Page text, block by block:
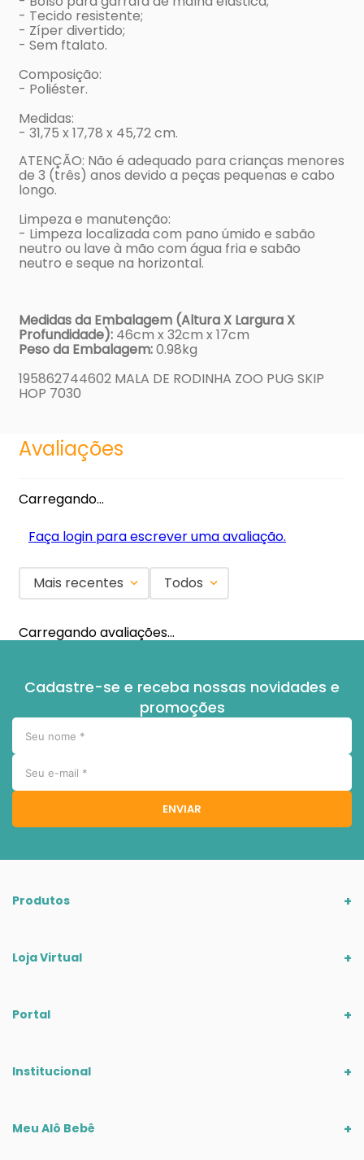
- Tecido resistente;
- Zíper divertido;
- Sem ftalato.
Composição:
- Poliéster.
Medidas:
- 31,75 x 17,78 x 45,72 cm.
ATENÇÃO: Não é adequado para crianças menores
de 3 (três) anos devido a peças pequenas e cabo
longo.
Limpeza e manutenção:
- Limpeza localizada com pano úmido e sabão
neutro ou lave à mão com água fria e sabão
neutro e seque na horizontal.
Medidas da Embalagem (Altura X Largura X
Profundidade): 46cm x 32cm x 17cm
Peso da Embalagem:0.98kg
195862744602 MALA DE RODINHA ZOO PUG SKIP
HOP 7030
Avaliações
Carregando…
Faça login para escrever uma avaliação.
Mais recentes Todos
Carregando avaliações…
Cadastre-se e receba nossas novidades e
promoções
ENVIAR
Produtos
Loja Virtual
Portal
Institucional
Meu Alô Bebê